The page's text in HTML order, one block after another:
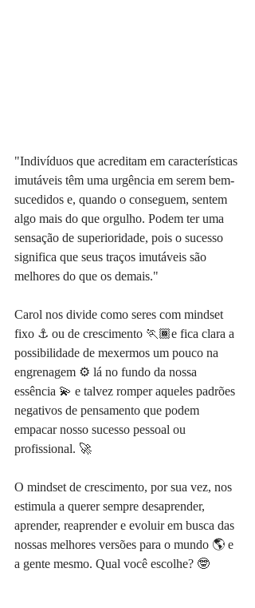
"Indivíduos que acreditam em características
imutáveis têm uma urgência em serem bem-
sucedidos e, quando o conseguem, sentem
algo mais do que orgulho. Podem ter uma
sensação de superioridade, pois o sucesso
significa que seus traços imutáveis são
melhores do que os demais."
Carol nos divide como seres com mindset
fixo ⚓️ ou de crescimento 🏃🏾e fica clara a
possibilidade de mexermos um pouco na
engrenagem ⚙️ lá no fundo da nossa
essência 💫 e talvez romper aqueles padrões
negativos de pensamento que podem
empacar nosso sucesso pessoal ou
profissional. 🚀
O mindset de crescimento, por sua vez, nos
estimula a querer sempre desaprender,
aprender, reaprender e evoluir em busca das
nossas melhores versões para o mundo 🌎 e
a gente mesmo. Qual você escolhe? 🤓